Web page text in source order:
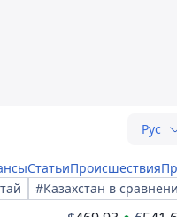
Рус
СтатьиПроисшествия
#Казахстан в